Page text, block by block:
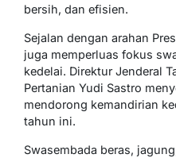
bersih, dan efisien.
Sejalan dengan arahan
juga memperluas fokus
kedelai. Direktur Jenderal
Pertanian Yudi Sastro
mendorong kemandirian
tahun ini.
Swasembada beras,